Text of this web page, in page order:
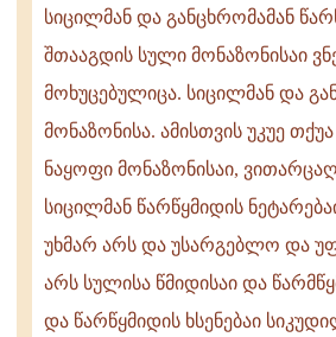
და
განცხრომაი
არს.
ჰოი
მონაზონო,
ოდეს
იხილო
ესევითარი
რაიმე
სიცილმან და განცხრომამან
შთააგდის სული მონაზონისაი
მოხუცებულიცა. სიცილმან და
მონაზონისა. ამისთვის უკუე
ნაყოფი მონაზონისაი,
სიცილმან წარწყმიდის
უხმარ არს და უსარგებლო და
არს სულისა წმიდისაი და
და წარწყმიდის ხსენებაი